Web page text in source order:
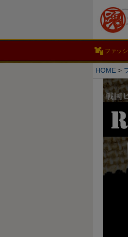
ファッ
HOME